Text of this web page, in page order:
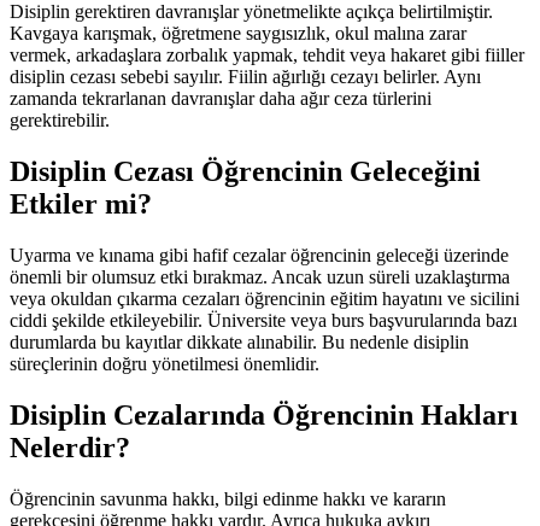
Disiplin gerektiren davranışlar yönetmelikte açıkça belirtilmiştir.
Kavgaya karışmak, öğretmene saygısızlık, okul malına zarar
vermek, arkadaşlara zorbalık yapmak, tehdit veya hakaret gibi fiiller
disiplin cezası sebebi sayılır. Fiilin ağırlığı cezayı belirler. Aynı
zamanda tekrarlanan davranışlar daha ağır ceza türlerini
gerektirebilir.
Disiplin Cezası Öğrencinin Geleceğini
Etkiler mi?
Uyarma ve kınama gibi hafif cezalar öğrencinin geleceği üzerinde
önemli bir olumsuz etki bırakmaz. Ancak uzun süreli uzaklaştırma
veya okuldan çıkarma cezaları öğrencinin eğitim hayatını ve sicilini
ciddi şekilde etkileyebilir. Üniversite veya burs başvurularında bazı
durumlarda bu kayıtlar dikkate alınabilir. Bu nedenle disiplin
süreçlerinin doğru yönetilmesi önemlidir.
Disiplin Cezalarında Öğrencinin Hakları
Nelerdir?
Öğrencinin savunma hakkı, bilgi edinme hakkı ve kararın
gerekçesini öğrenme hakkı vardır. Ayrıca hukuka aykırı